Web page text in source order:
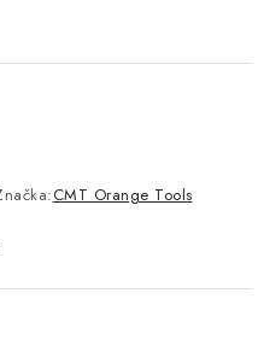
CMT Orange Tools